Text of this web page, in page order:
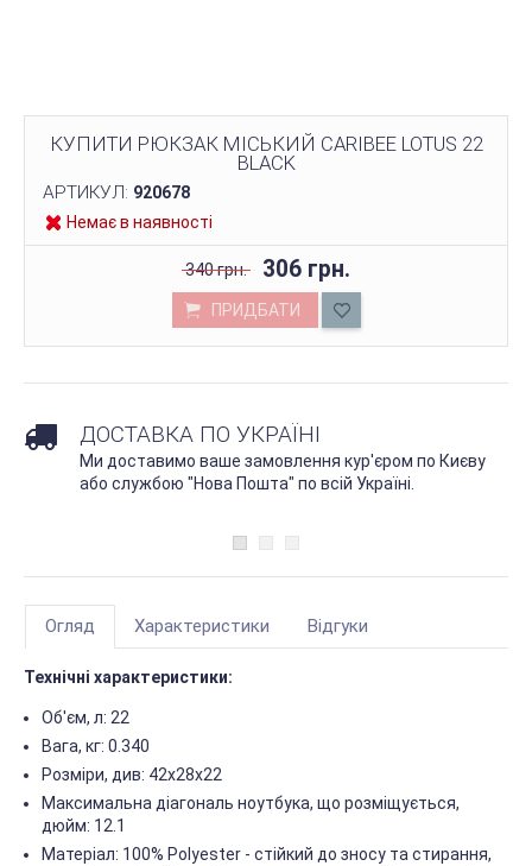
КУПИТИ РЮКЗАК МІСЬКИЙ CARIBEE LOTUS 22
BLACK
АРТИКУЛ: 920678
Немає в наявності
340 грн. 306 грн.
ПРИДБАТИ
ДОСТАВКА ПО УКРАЇНІ
Ми доставимо ваше замовлення кур'єром по Києву
або службою "Нова Пошта" по всій Україні.
Огляд Характеристики Відгуки
Технічні характеристики:
Об'єм, л: 22
Вага, кг: 0.340
Розміри, див: 42х28х22
Максимальна діагональ ноутбука, що розміщується,
дюйм: 12.1
Матеріал: 100% Polyester - стійкий до зносу та стирання,